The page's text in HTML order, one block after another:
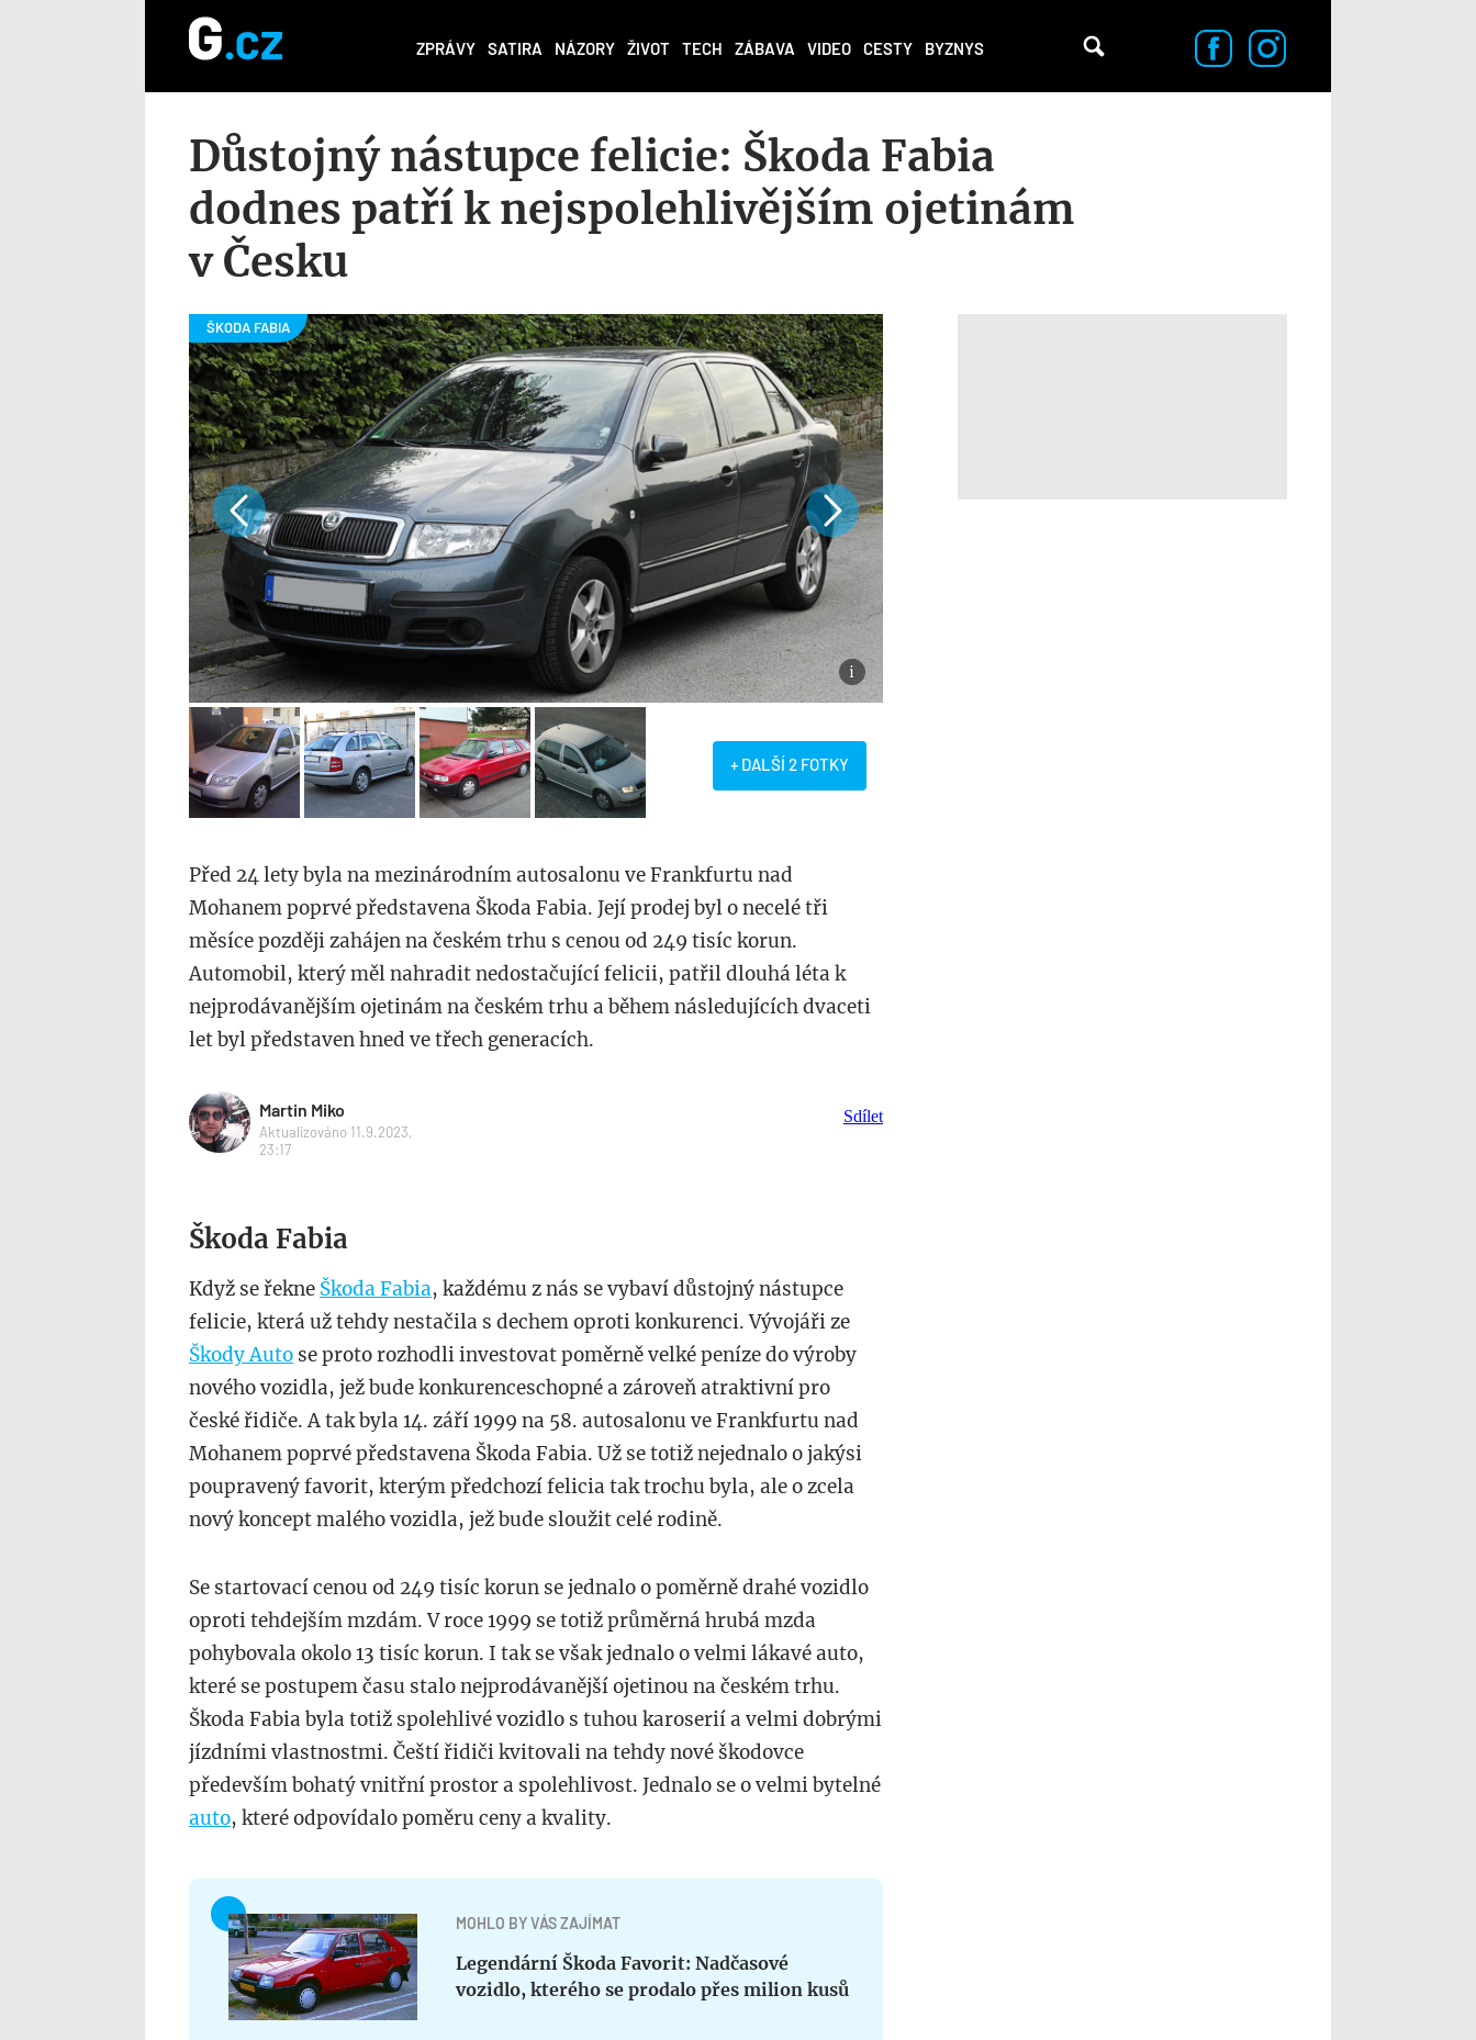
ZPRÁVY SATIRA NÁZORY ŽIVOT TECH ZÁBAVA VIDEO CESTY BYZNYS
Důstojný nástupce felicie: Škoda Fabia
dodnes patří k nejspolehlivějším ojetinám
v Česku
+ DALŠÍ 2 FOTKY
Před 24 lety byla na mezinárodním autosalonu ve Frankfurtu nad
Mohanem poprvé představena Škoda Fabia. Její prodej byl o necelé tři
měsíce později zahájen na českém trhu s cenou od 249 tisíc korun.
Automobil, který měl nahradit nedostačující felicii, patřil dlouhá léta k
nejprodávanějším ojetinám na českém trhu a během následujících dvaceti
let byl představen hned ve třech generacích.
Martin Miko
Aktualizováno 11.9.2023,
23:17
Sdílet
Škoda Fabia
Když se řekne Škoda Fabia, každému z nás se vybaví důstojný nástupce
felicie, která už tehdy nestačila s dechem oproti konkurenci. Vývojáři ze
Škody Auto se proto rozhodli investovat poměrně velké peníze do výroby
nového vozidla, jež bude konkurenceschopné a zároveň atraktivní pro
české řidiče. A tak byla 14. září 1999 na 58. autosalonu ve Frankfurtu nad
Mohanem poprvé představena Škoda Fabia. Už se totiž nejednalo o jakýsi
poupravený favorit, kterým předchozí felicia tak trochu byla, ale o zcela
nový koncept malého vozidla, jež bude sloužit celé rodině.
Se startovací cenou od 249 tisíc korun se jednalo o poměrně drahé vozidlo
oproti tehdejším mzdám. V roce 1999 se totiž průměrná hrubá mzda
pohybovala okolo 13 tisíc korun. I tak se však jednalo o velmi lákavé auto,
které se postupem času stalo nejprodávanější ojetinou na českém trhu.
Škoda Fabia byla totiž spolehlivé vozidlo s tuhou karoserií a velmi dobrými
jízdními vlastnostmi. Čeští řidiči kvitovali na tehdy nové škodovce
především bohatý vnitřní prostor a spolehlivost. Jednalo se o velmi bytelné
auto, které odpovídalo poměru ceny a kvality.
MOHLO BY VÁS ZAJÍMAT
Legendární Škoda Favorit: Nadčasové
vozidlo, kterého se prodalo přes milion kusů